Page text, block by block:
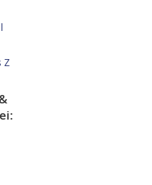
Z